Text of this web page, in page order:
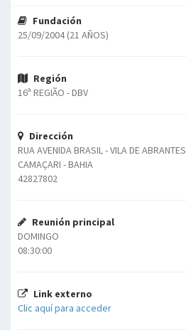
Fundación
25/09/2004 (21 AÑOS)
Región
16ª REGIÃO - DBV
Dirección
RUA AVENIDA BRASIL - VILA DE ABRANTES
CAMAÇARI - BAHIA
42827802
Reunión principal
DOMINGO
08:30:00
Link externo
Clic aquí para acceder